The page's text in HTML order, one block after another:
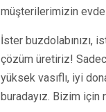
müşterilerimizin evde
İster buzdolabınızı,
çözüm üretiriz!
yüksek vasıflı, iyi
buradayız. Bizim için